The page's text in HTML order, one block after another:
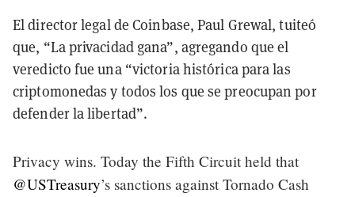
El director legal de Coinbase, Paul Grewal, tuiteó
que, “La privacidad gana”, agregando que el
veredicto fue una “victoria histórica para las
criptomonedas y todos los que se preocupan por
defender la libertad”.
Privacy wins. Today the Fifth Circuit held that
@USTreasury’s sanctions against Tornado Cash